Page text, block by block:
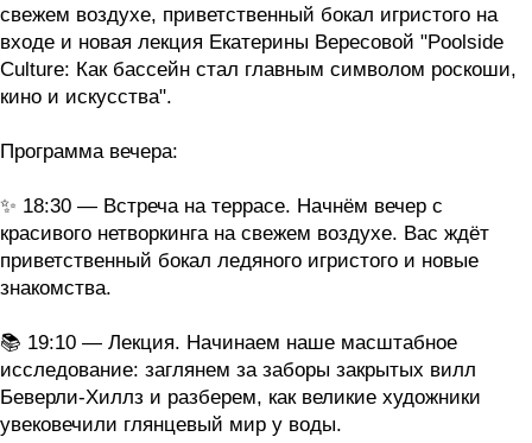
свежем воздухе, приветственный бокал игристого на
входе и новая лекция Екатерины Вересовой "Poolside
Culture: Как бассейн стал главным символом роскоши,
кино и искусства".
Программа вечера:
✨ 18:30 — Встреча на террасе. Начнём вечер с
красивого нетворкинга на свежем воздухе. Вас ждёт
приветственный бокал ледяного игристого и новые
знакомства.
📚 19:10 — Лекция. Начинаем наше масштабное
исследование: заглянем за заборы закрытых вилл
Беверли-Хиллз и разберем, как великие художники
увековечили глянцевый мир у воды.